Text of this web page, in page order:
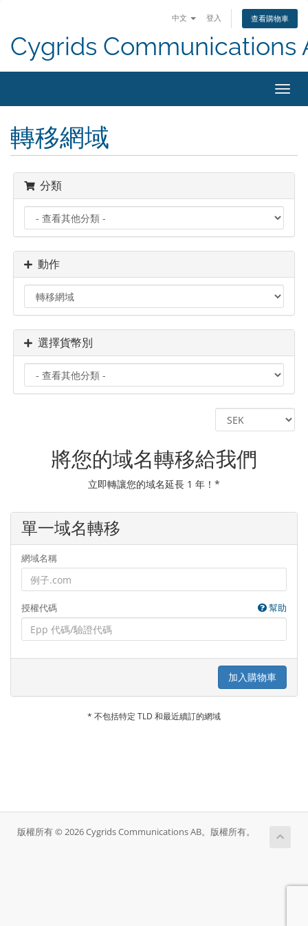
中文 登入 查看購物車
Cygrids Communications
切
換
轉移網域
分類
動作
選擇貨幣別
將您的域名轉移給我們
立即轉讓您的域名延長 1 年！*
單一域名轉移
網域名稱
授權代碼 幫助
加入購物車
* 不包括特定 TLD 和最近續訂的網域
版權所有 © 2026 Cygrids Communications AB。版權所有。